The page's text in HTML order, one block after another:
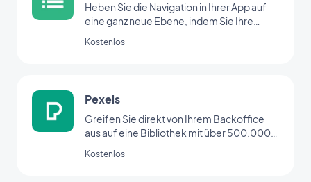
Heben Sie die Navigation in Ihrer App auf
eine ganz neue Ebene, indem Sie Ihre
organisieren.
Kostenlos
Pexels
Greifen Sie direkt von Ihrem Backoffice
aus auf eine Bibliothek mit über 500.000
Kostenlos